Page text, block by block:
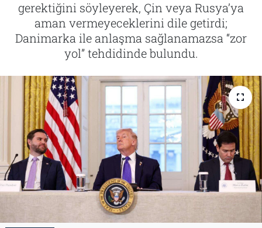
gerektiğini söyleyerek, Çin veya Rusya’ya
aman vermeyeceklerini dile getirdi;
Danimarka ile anlaşma sağlanamazsa “zor
yol” tehdidinde bulundu.
İktibas
Büyük Doğu-İbda
Dergi
Tarih
İktibas
Büyük Doğu-İbda
Dergi
İletişim
Künye
Son Dakika Haberleri
Haber Arşivi